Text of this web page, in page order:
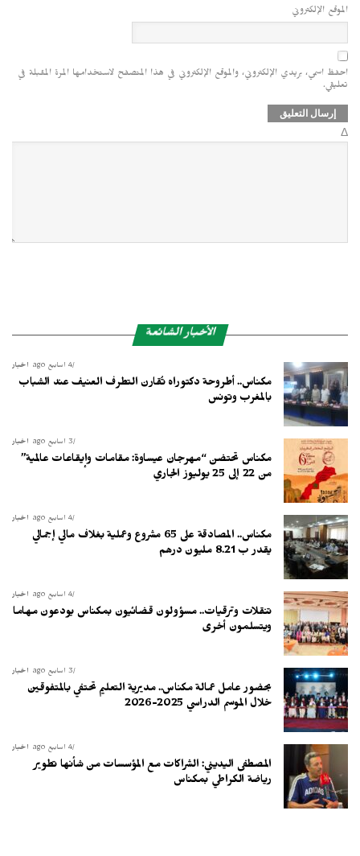
الموقع الإلكتروني
احفظ اسمي، بريدي الإلكتروني، والموقع الإلكتروني في هذا المتصفح لاستخدامها المرة المقبلة في
تعليقي.
Δ
الأخبار الشائعة
أخبار 4 أسابيع ago
مكناس.. أطروحة دكتوراه تُقارن التطرف العنيف عند الشباب
بالمغرب وتونس
أخبار 3 أسابيع ago
مكناس تحتضن “مهرجان عيساوة: مقامات وإيقاعات عالمية”
من 22 إلى 25 يوليوز الجاري
أخبار 4 أسابيع ago
مكناس.. المصادقة على 65 مشروع وعملية بغلاف مالي إجمالي
يقدر ب 8.21 مليون درهم
أخبار 4 أسابيع ago
تنقلات وترقيات.. مسؤولون قضائيون بمكناس يودعون مهاما
ويتسلمون أخرى
أخبار 3 أسابيع ago
بحضور عامل عمالة مكناس.. مديرية التعليم تحتفي بالمتفوقين
خلال الموسم الدراسي 2025-2026
أخبار 4 أسابيع ago
المصطفى اليديني: الشراكات مع المؤسسات من شأنها تطوير
رياضة الكراطي بمكناس